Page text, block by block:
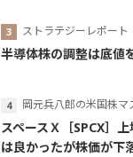
ストラテジーレポート
半導体株の調整は底値
岡元兵八郎の米国株マ
スペースＸ［SPCX］
は良かったが株価が下